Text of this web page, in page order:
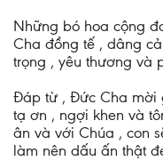
Những bó hoa cộng
Cha đồng tế , dâng
trọng , yêu thương và
Đáp từ , Đức Cha mời
tạ ơn , ngợi khen và
ân và với Chúa , con
làm nên dấu ấn thật